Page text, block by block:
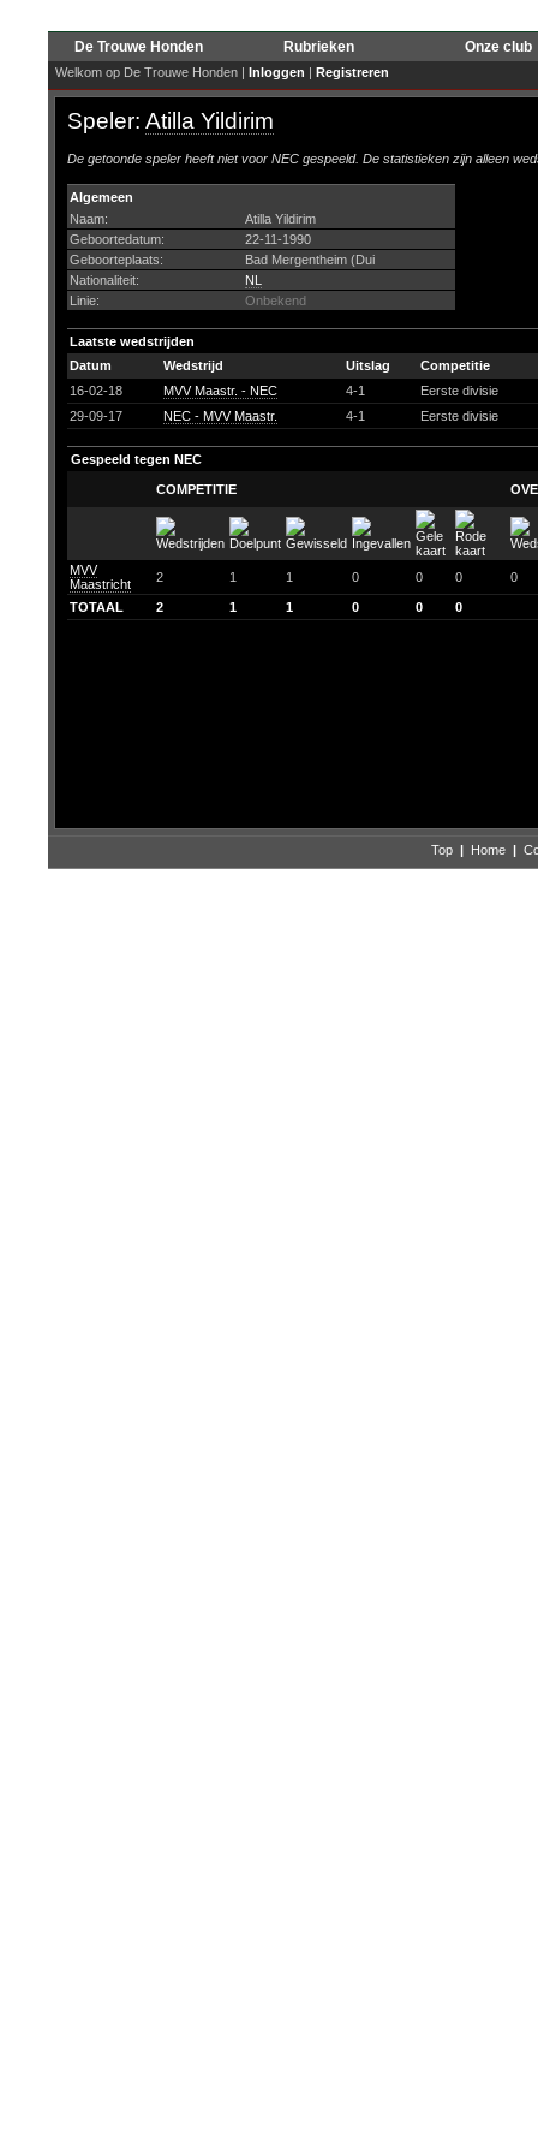
De Trouwe Honden Rubrieken Onze club
Welkom op De Trouwe Honden | Inloggen | Registreren
Speler: Atilla Yildirim
De getoonde speler heeft niet voor NEC gespeeld. De statistieken zijn alleen
Algemeen
Naam:
Atilla Yildirim
Geboortedatum:
22-11-1990
Geboorteplaats:
Bad Mergentheim (Dui
Nationaliteit:
NL
Linie:
Onbekend
Laatste wedstrijden
Datum
Wedstrijd Uitslag
Competitie
16-02-18
MVV Maastr. - NEC 4-1
Eerste divisie
29-09-17
NEC - MVV Maastr. 4-1 Eerste divisie
Gespeeld tegen NEC
COMPETITIE
MVV
Maastricht
2 1 1 0 0 0 0
TOTAAL 2 1 1 0 0 0
Top | Home |